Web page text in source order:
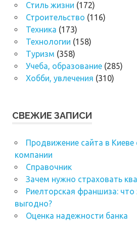
Стиль жизни (172)
Строительство (116)
Техника (173)
Технологии (158)
Туризм (358)
Учеба, образование(285)
Хобби, увлечения (310)
СВЕЖИЕ ЗАПИСИ
Продвижение сайта в Киеве
компании
Справочник
Зачем нужно страховать
Риелторская франшиза: что
выгодно?
Оценка надежности банка